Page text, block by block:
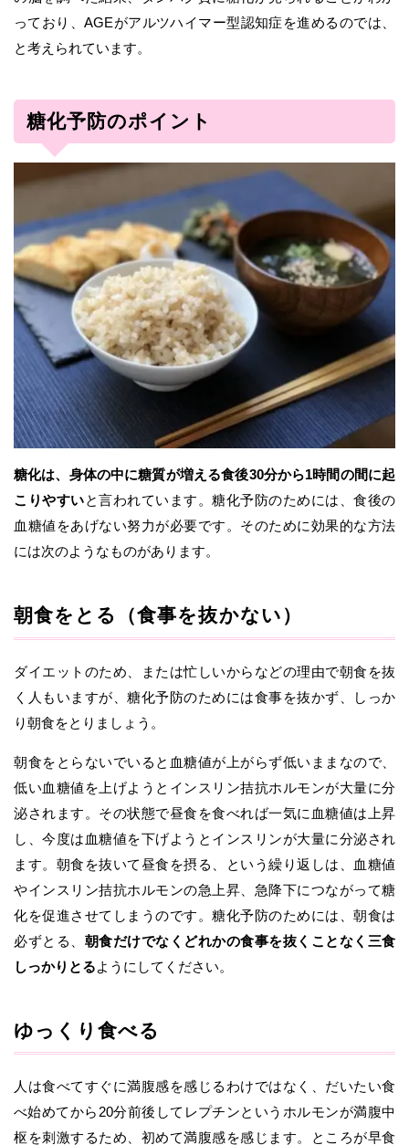
っており、AGEがアルツハイマー型認知症を進めるのでは、
と考えられています。
糖化予防のポイント
糖化は、身体の中に糖質が増える食後30分から1時間の間に起
こりやすいと言われています。糖化予防のためには、食後の
血糖値をあげない努力が必要です。そのために効果的な方法
には次のようなものがあります。
朝食をとる（食事を抜かない）
ダイエットのため、または忙しいからなどの理由で朝食を抜
く人もいますが、糖化予防のためには食事を抜かず、しっか
り朝食をとりましょう。
朝食をとらないでいると血糖値が上がらず低いままなので、
低い血糖値を上げようとインスリン拮抗ホルモンが大量に分
泌されます。その状態で昼食を食べれば一気に血糖値は上昇
し、今度は血糖値を下げようとインスリンが大量に分泌され
ます。朝食を抜いて昼食を摂る、という繰り返しは、血糖値
やインスリン拮抗ホルモンの急上昇、急降下につながって糖
化を促進させてしまうのです。糖化予防のためには、朝食は
必ずとる、 朝食だけでなくどれかの食事を抜くことなく三食
しっかりとるようにしてください。
ゆっくり食べる
人は食べてすぐに満腹感を感じるわけではなく、だいたい食
べ始めてから20分前後してレプチンというホルモンが満腹中
枢を刺激するため、初めて満腹感を感じます。ところが早食